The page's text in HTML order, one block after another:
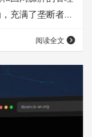
充满了垄断者的
，居然对中标公
，不让下载、复
数的调整，可以
，此方法比较简
阅读全文